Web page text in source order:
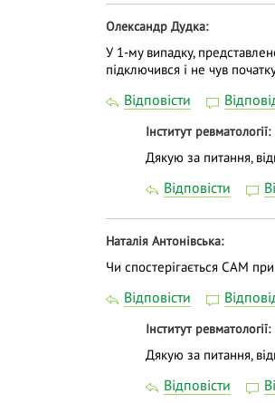
Олександр Дудка
У 1-му випадку,
підключився і не чув
Відповісти
Інститут ревматології
Дякую за питання,
Відповісти
Наталія Антонівська
Чи спостерігається САМ
Відповісти
Інститут ревматології
Дякую за питання,
Відповісти